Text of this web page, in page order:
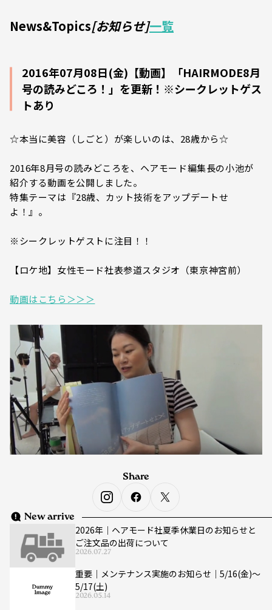
News&Topics[お知らせ]一覧
2016年07月08日(金)【動画】「HAIRMODE8月
号の読みどころ！」を更新！※シークレットゲス
トあり
☆本当に美容（しごと）が楽しいのは、28歳から☆
2016年8月号の読みどころを、ヘアモード編集長の小池が
紹介する動画を公開しました。
特集テーマは『28歳、カット技術をアップデートせ
よ！』。
※シークレットゲストに注目！！
【ロケ地】女性モード社表参道スタジオ（東京神宮前）
動画はこちら＞＞＞
New arrive
2026年｜ヘアモード社夏季休業日のお知らせと
ご注文品の出荷について
2026.07.27
重要｜メンテナンス実施のお知らせ｜5/16(金)〜
5/17(土)
2026.05.14
Share